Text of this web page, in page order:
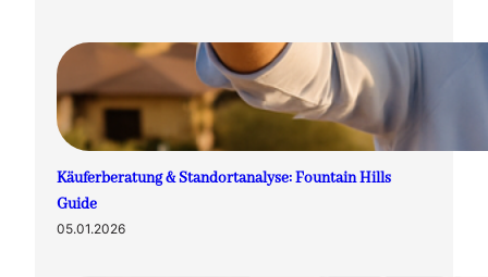
Käuferberatung & Standortanalyse: Fountain Hills
Guide
05.01.2026